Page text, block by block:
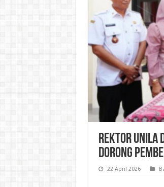
Rektor Unila
Dorong
22 April 2026